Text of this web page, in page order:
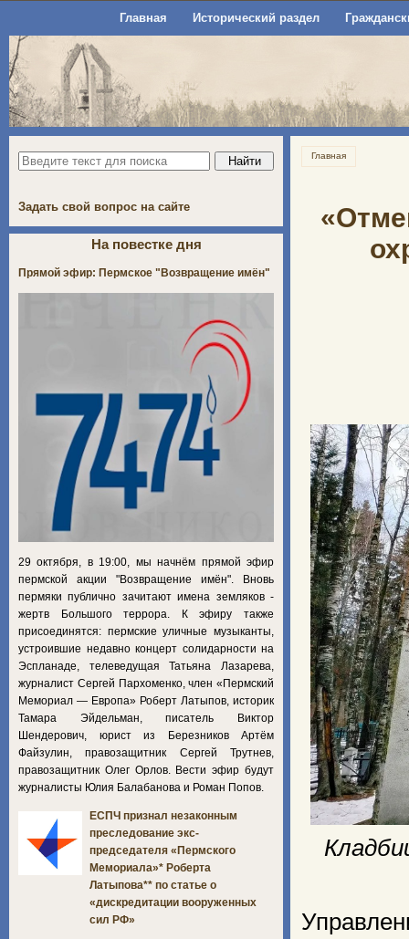
Главная Исторический раздел
Главная
Задать свой вопрос на сайте
На повестке дня
Прямой эфир: Пермское "Возвращение имён"
29 октября, в 19:00, мы начнём прямой эфир
пермской акции "Возвращение имён". Вновь
пермяки публично зачитают имена земляков -
жертв Большого террора. К эфиру также
присоединятся: пермские уличные музыканты,
устроившие недавно концерт солидарности на
Эспланаде, телеведущая Татьяна Лазарева,
журналист Сергей Пархоменко, член «Пермский
Мемориал — Европа» Роберт Латыпов, историк
Тамара Эйдельман, писатель Виктор
Шендерович, юрист из Березников Артём
Файзулин, правозащитник Сергей Трутнев,
правозащитник Олег Орлов. Вести эфир будут
журналисты Юлия Балабанова и Роман Попов.
ЕСПЧ признал незаконным
преследование экс-
председателя «Пермского
Мемориала»* Роберта
Латыпова** по статье о
«дискредитации вооруженных
сил РФ»